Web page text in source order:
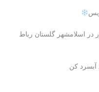
در اسلامشهر گلستان رباط
آبسرد کن